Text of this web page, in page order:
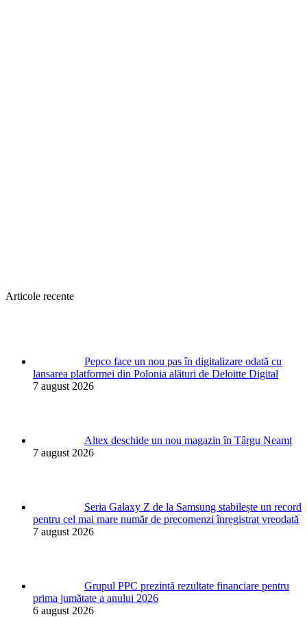
Articole recente
Pepco face un nou pas în digitalizare odată cu
lansarea platformei din Polonia alături de Deloitte Digital
7 august 2026
Altex deschide un nou magazin în Târgu Neamț
7 august 2026
Seria Galaxy Z de la Samsung stabilește un record
pentru cel mai mare număr de precomenzi înregistrat vreodată
7 august 2026
Grupul PPC prezintă rezultate financiare pentru
prima jumătate a anului 2026
6 august 2026